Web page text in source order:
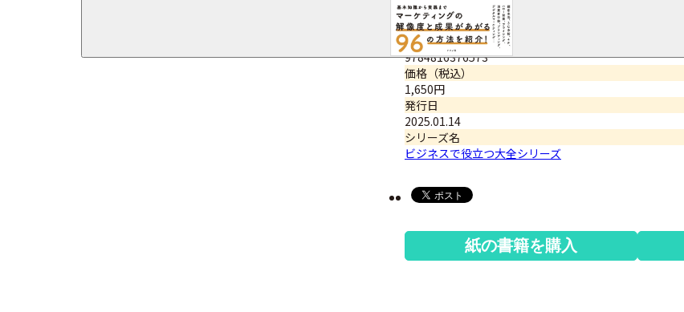
サイズ・ページ数
四六判・224ページ
ISBNコード
9784816376573
価格（税込）
1,650円
発行日
2025.01.14
シリーズ名
ビジネスで役立つ大全シリーズ
紙の書籍を購入